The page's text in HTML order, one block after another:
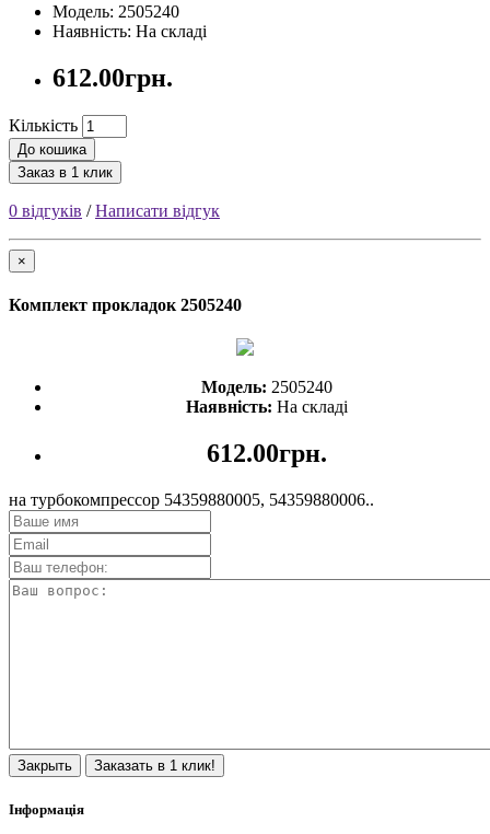
Модель: 2505240
Наявність: На складі
612.00грн.
Кількість
До кошика
Заказ в 1 клик
0 відгуків /Написати відгук
×
Комплект прокладок 2505240
Модель: 2505240
Наявність: На складі
612.00грн.
на турбокомпрессор 54359880005, 54359880006..
Закрыть Заказать в 1 клик!
Інформація